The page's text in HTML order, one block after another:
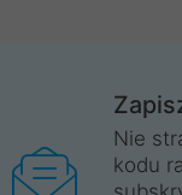
Nie
kodu